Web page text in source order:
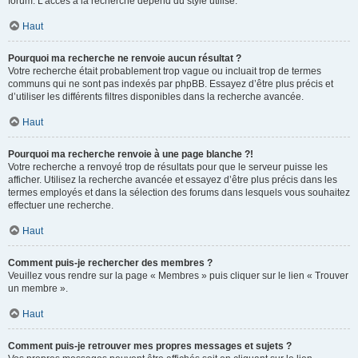
Haut
Pourquoi ma recherche ne renvoie aucun résultat ?
Votre recherche était probablement trop vague ou incluait trop de termes
communs qui ne sont pas indexés par phpBB. Essayez d’être plus précis et
d’utiliser les différents filtres disponibles dans la recherche avancée.
Haut
Pourquoi ma recherche renvoie à une page blanche ?!
Votre recherche a renvoyé trop de résultats pour que le serveur puisse les
afficher. Utilisez la recherche avancée et essayez d’être plus précis dans les
termes employés et dans la sélection des forums dans lesquels vous souhaitez
effectuer une recherche.
Haut
Comment puis-je rechercher des membres ?
Veuillez vous rendre sur la page « Membres » puis cliquer sur le lien « Trouver
un membre ».
Haut
Comment puis-je retrouver mes propres messages et sujets ?